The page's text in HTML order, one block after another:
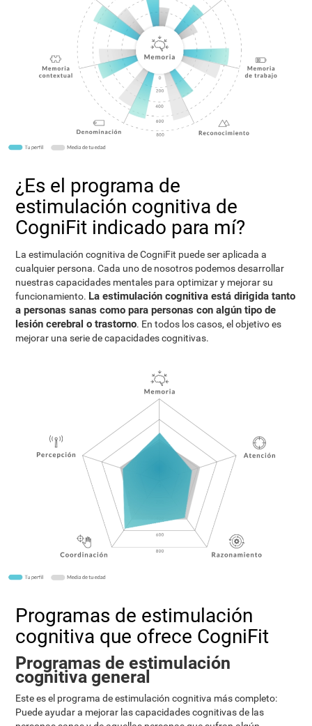
¿Es el programa de
estimulación cognitiva de
CogniFit indicado para mí?
La estimulación cognitiva de CogniFit puede ser aplicada a
cualquier persona. Cada uno de nosotros podemos desarrollar
nuestras capacidades mentales para optimizar y mejorar su
funcionamiento. La estimulación cognitiva está dirigida tanto
a personas sanas como para personas con algún tipo de
lesión cerebral o trastorno. En todos los casos, el objetivo es
mejorar una serie de capacidades cognitivas.
Programas de estimulación
cognitiva que ofrece CogniFit
Programas de estimulación
cognitiva general
Este es el programa de estimulación cognitiva más completo:
Puede ayudar a mejorar las capacidades cognitivas de las